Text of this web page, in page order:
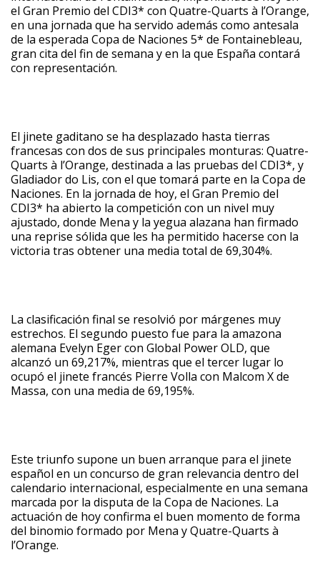
el Gran Premio del CDI3* con Quatre-Quarts à l’Orange,
en una jornada que ha servido además como antesala
de la esperada Copa de Naciones 5* de Fontainebleau,
gran cita del fin de semana y en la que España contará
con representación.
El jinete gaditano se ha desplazado hasta tierras
francesas con dos de sus principales monturas: Quatre-
Quarts à l’Orange, destinada a las pruebas del CDI3*, y
Gladiador do Lis, con el que tomará parte en la Copa de
Naciones. En la jornada de hoy, el Gran Premio del
CDI3* ha abierto la competición con un nivel muy
ajustado, donde Mena y la yegua alazana han firmado
una reprise sólida que les ha permitido hacerse con la
victoria tras obtener una media total de 69,304%.
La clasificación final se resolvió por márgenes muy
estrechos. El segundo puesto fue para la amazona
alemana Evelyn Eger con Global Power OLD, que
alcanzó un 69,217%, mientras que el tercer lugar lo
ocupó el jinete francés Pierre Volla con Malcom X de
Massa, con una media de 69,195%.
Este triunfo supone un buen arranque para el jinete
español en un concurso de gran relevancia dentro del
calendario internacional, especialmente en una semana
marcada por la disputa de la Copa de Naciones. La
actuación de hoy confirma el buen momento de forma
del binomio formado por Mena y Quatre-Quarts à
l’Orange.